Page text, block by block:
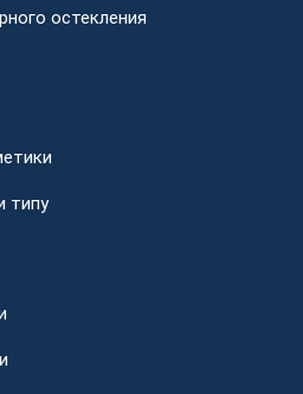
остекления
типу